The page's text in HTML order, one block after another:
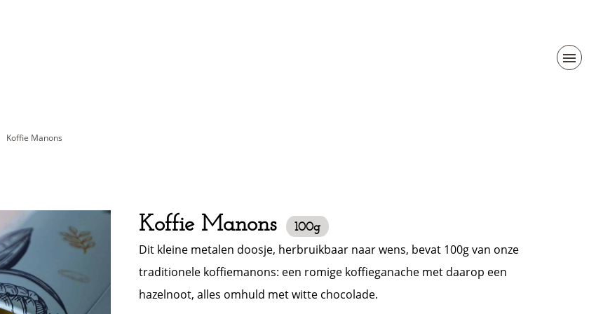
Koffie Manons
Koffie Manons 100g
Dit kleine metalen doosje, herbruikbaar naar wens, bevat 100g van onze
traditionele koffiemanons: een romige koffieganache met daarop een
hazelnoot, alles omhuld met witte chocolade.